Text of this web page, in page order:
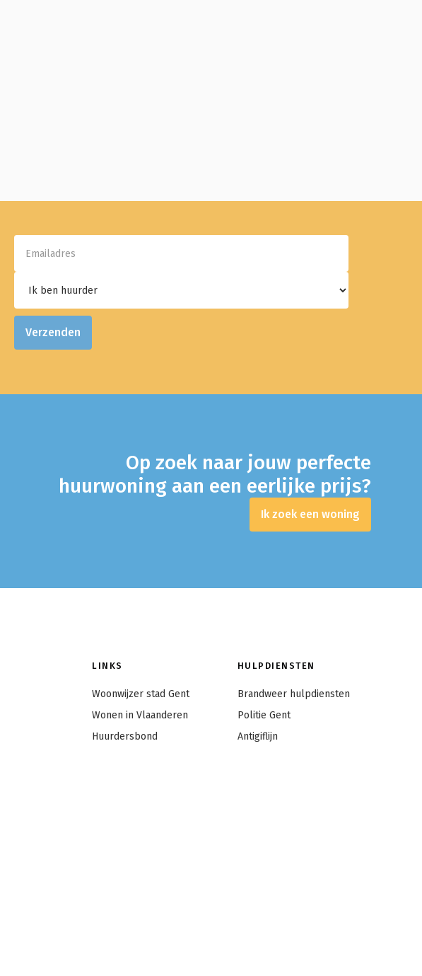
Op zoek naar jouw perfecte
huurwoning aan een eerlijke prijs?
Ik zoek een woning
LINKS
Woonwijzer stad Gent
Wonen in Vlaanderen
Huurdersbond
HULPDIENSTEN
Brandweer hulpdiensten
Politie Gent
Antigiflijn